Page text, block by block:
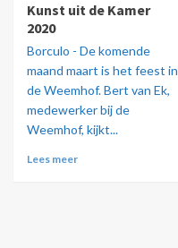
Kunst uit de Kamer
2020
Borculo - De komende
maand maart is het feest in
de Weemhof. Bert van Ek,
medewerker bij de
Weemhof, kijkt...
Lees meer